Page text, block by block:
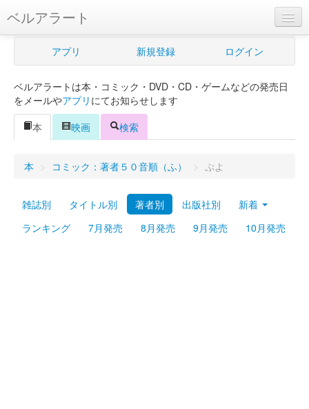
ベルアラート
ベルアラートとは
新規登録
ログイン
Myシェルフ
プレミアム
アプリ 新規登録 ログイン
ベルアラートは本・コミック・DVD・CD・ゲームなどの発売日
をメールやアプリ にてお知らせします
本
映画 検索
本 > コミック：著者５０音順（ふ） > ぷよ
雑誌別 タイトル別 著者別 出版社別
新着
ランキング
7月発売 8月発売 9月発売 10月発売